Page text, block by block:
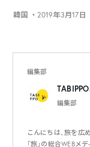
韓国 ・2019年3月17日
編集部
編集部
こんにちは、旅を広
「旅」の総合WEBメ